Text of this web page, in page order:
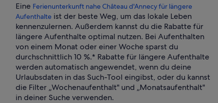
Eine Ferienunterkunft nahe Château d'Annecy für längere
Aufenthalte ist der beste Weg, um das lokale Leben
kennenzulernen. Außerdem kannst du die Rabatte für
längere Aufenthalte optimal nutzen. Bei Aufenthalten
von einem Monat oder einer Woche sparst du
durchschnittlich 10 %.* Rabatte für längere Aufenthalte
werden automatisch angewendet, wenn du deine
Urlaubsdaten in das Such-Tool eingibst, oder du kannst
die Filter „Wochenaufenthalt" und „Monatsaufenthalt"
in deiner Suche verwenden.